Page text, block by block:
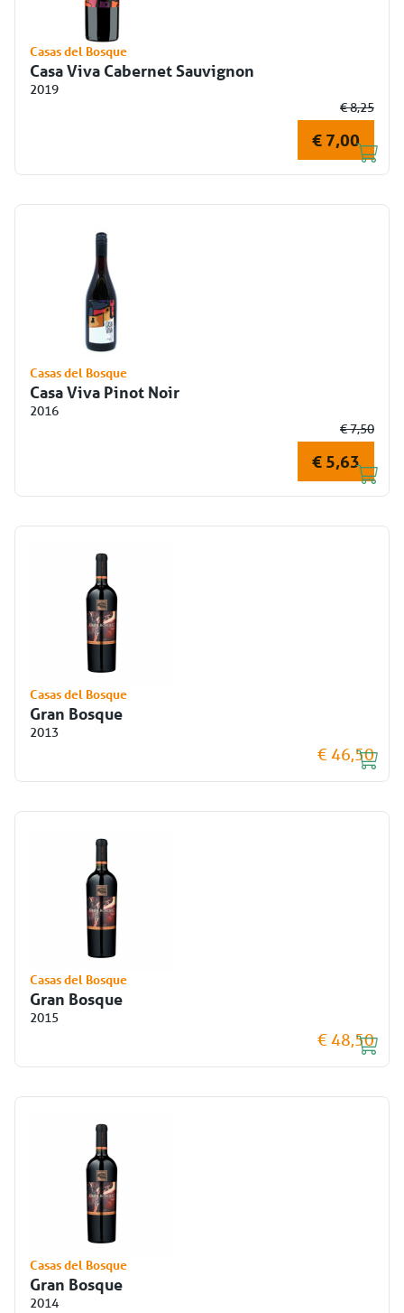
Casas del Bosque
Casa Viva Cabernet Sauvignon
2019
€ 8,25
€ 7,00
Casas del Bosque
Casa Viva Pinot Noir
2016
€ 7,50
€ 5,63
Casas del Bosque
Gran Bosque
2013
€ 46,50
Casas del Bosque
Gran Bosque
2015
€ 48,50
Casas del Bosque
Gran Bosque
2014